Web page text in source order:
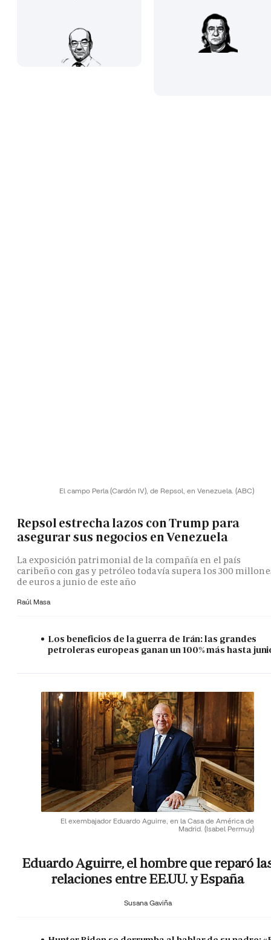
El campo Perla (Cardón IV), de Repsol, en Venezuela. (ABC)
Repsol estrecha lazos con Trump para
asegurar sus negocios en Venezuela
La exposición patrimonial de la compañía en el país
caribeño con gas y petróleo todavía supera los 300
de euros a junio de este año
Raúl Masa
Los beneficios de la guerra de Irán: las grandes
petroleras europeas ganan un 100% más hasta
El exembajador Eduardo Aguirre, en la Casa de América de
Madrid. (Isabel Permuy)
Eduardo Aguirre, el hombre que reparó
relaciones entre EE.UU. y España
Susana Gaviña